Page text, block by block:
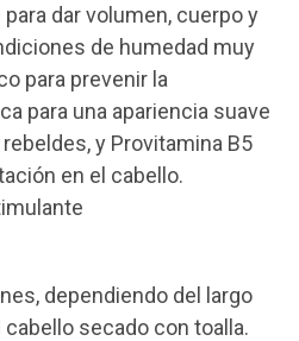
dar volumen, cuerpo y
de humedad muy
para prevenir la
para una apariencia suave
y Provitamina B5
en el cabello.
dependiendo del largo
secado con toalla.